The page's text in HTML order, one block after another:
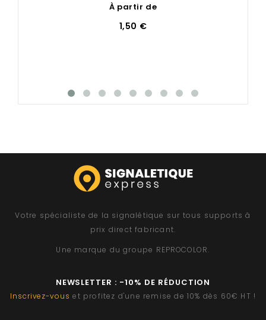
À partir de
1,50 €
Votre spécialiste de la signalétique sur tous supports à
prix direct fabricant.
Une marque du groupe REPROCOLOR.
NEWSLETTER : -10% DE RÉDUCTION
Inscrivez-vous et profitez d'une remise de 10% dès 60€ HT !